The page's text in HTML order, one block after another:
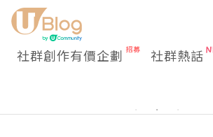
社群創作有價企劃 社群熱話